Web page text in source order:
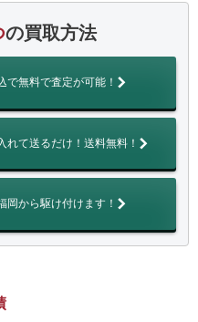
の買取方法
で無料で査定が可能！
れて送るだけ！送料無料！
岡から駆け付けます！